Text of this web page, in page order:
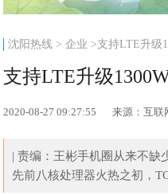
沈阳热线 >企业 >支持LTE升级
支持LTE升级
2020-08-27 09:27:55 来源：互联
| 责编：王彬手机圈从来不缺
先前八核处理器火热之初，